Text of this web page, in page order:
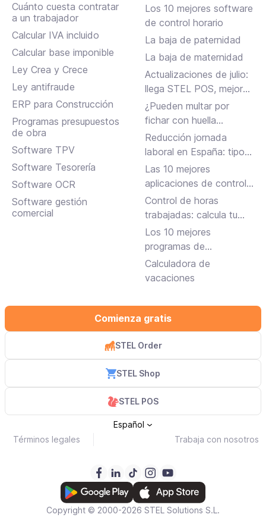
Cuánto cuesta contratar
a un trabajador
Calcular IVA incluido
Calcular base imponible
Ley Crea y Crece
Ley antifraude
ERP para Construcción
Programas presupuestos
de obra
Software TPV
Software Tesorería
Software OCR
Software gestión
comercial
Los 10 mejores software
de control horario
La baja de paternidad
La baja de maternidad
Actualizaciones de julio:
llega STEL POS, mejoras
en Assistant, albaranes
en Inbox y más
¿Pueden multar por
fichar con huella
dactilar?
Reducción jornada
laboral en España: tipos,
requisitos y cómo
solicitarla
Las 10 mejores
aplicaciones de control
horario para fichar en el
trabajo
Control de horas
trabajadas: calcula tu
jornada laboral
Los 10 mejores
programas de
facturación gratuitos y
de pago
Calculadora de
vacaciones
Comienza gratis
STEL Order
STEL Shop
STEL POS
Términos legales Trabaja con nosotros
Español
Copyright © 2000-2026 STEL Solutions S.L.